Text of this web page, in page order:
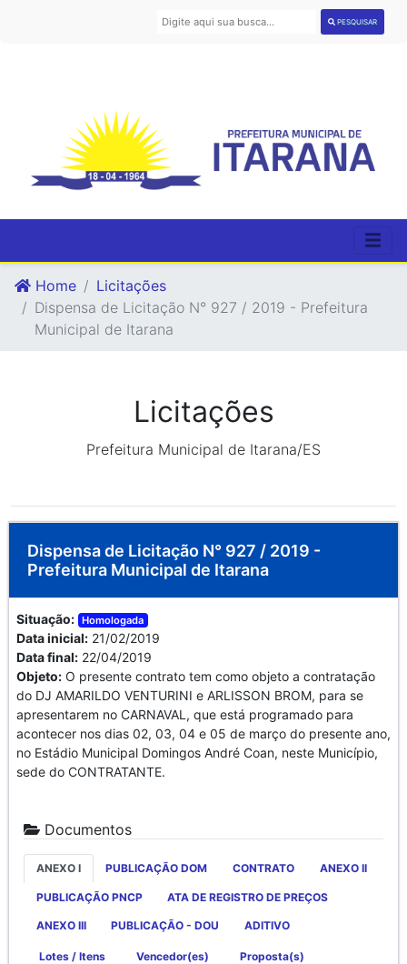
PESQUISAR
Home
Licitações
Dispensa de Licitação N° 927 / 2019 - Prefeitura
Municipal de Itarana
Licitações
Prefeitura Municipal de Itarana/ES
Dispensa de Licitação N° 927 / 2019 -
Prefeitura Municipal de Itarana
Situação: Homologada
Data inicial: 21/02/2019
Data final: 22/04/2019
Objeto: O presente contrato tem como objeto a contratação
do DJ AMARILDO VENTURINI e ARLISSON BROM, para se
apresentarem no CARNAVAL, que está programado para
acontecer nos dias 02, 03, 04 e 05 de março do presente ano,
no Estádio Municipal Domingos André Coan, neste Município,
sede do CONTRATANTE.
Documentos
ANEXO I PUBLICAÇÃO DOM CONTRATO ANEXO II
PUBLICAÇÃO PNCP ATA DE REGISTRO DE PREÇOS
ANEXO III PUBLICAÇÃO - DOU ADITIVO
Lotes / Itens Vencedor(es) Proposta(s)